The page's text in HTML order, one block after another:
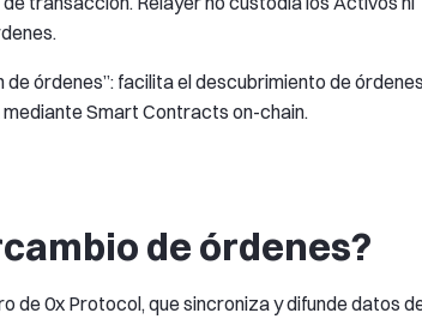
órdenes”: facilita el descubrimiento de órdenes
Smart Contracts on-chain.
de órdenes?
de 0x Protocol, que sincroniza y difunde datos